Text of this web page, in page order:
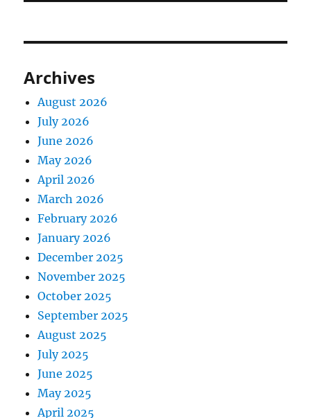
Archives
August 2026
July 2026
June 2026
May 2026
April 2026
March 2026
February 2026
January 2026
December 2025
November 2025
October 2025
September 2025
August 2025
July 2025
June 2025
May 2025
April 2025